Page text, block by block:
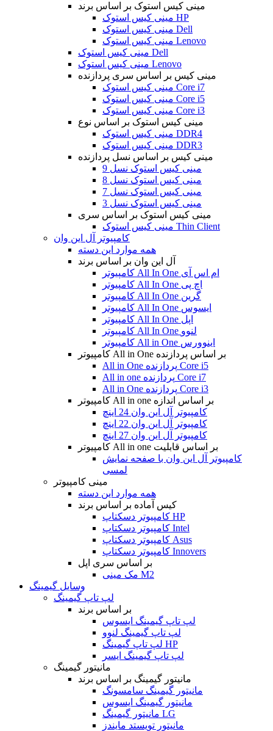
مینی کیس استوک بر اساس برند
مینی کیس استوک HP
مینی کیس استوک Dell
مینی کیس استوک Lenovo
مینی کیس استوک Dell
مینی کیس استوک Lenovo
مینی کیس بر اساس سری پردازنده
مینی کیس استوک Core i7
مینی کیس استوک Core i5
مینی کیس استوک Core i3
مینی کیس استوک بر اساس نوع
مینی کیس استوک DDR4
مینی کیس استوک DDR3
مینی کیس بر اساس نسل پردازنده
مینی کیس استوک نسل 9
مینی کیس استوک نسل 8
مینی کیس استوک نسل 7
مینی کیس استوک نسل 3
مینی کیس استوک بر اساس سری
مینی کیس استوک Thin Client
کامپیوتر آل این وان
همه موارد این دسته
آل این وان بر اساس برند
کامپیوتر All In One ام اس آی
کامپیوتر All In One اچ پی
کامپیوتر All In One گرین
کامپیوتر All In One ایسوس
کامپیوتر All In One اپل
کامپیوتر All In One لنوو
کامپیوتر All in One اینوورس
کامپیوتر All in One بر اساس پردازنده
All in One پردازنده Core i5
All in one پردازنده Core i7
All in One پردازنده Core i3
کامپیوتر All in one بر اساس اندازه
کامپیوتر آل این وان 24 اینچ
کامپیوتر آل این وان 22 اینچ
کامپیوتر آل این وان 27 اینچ
کامپیوتر All in one بر اساس قابلیت
کامپیوتر آل این وان با صفحه نمایش
لمسی
مینی کامپیوتر
همه موارد این دسته
کیس آماده بر اساس برند
کامپیوتر دسکتاپ HP
کامپیوتر دسکتاپ Intel
کامپیوتر دسکتاپ Asus
کامپیوتر دسکتاپ Innovers
بر اساس سری اپل
مک مینی M2
وسایل گیمینگ
لپ تاپ گیمینگ
بر اساس برند
لپ تاپ گیمینگ ایسوس
لپ تاپ گیمینگ لنوو
لپ تاپ گیمینگ HP
لپ تاپ گیمینگ ایسر
مانیتور گیمینگ
مانیتور گیمینگ بر اساس برند
مانیتور گیمینگ سامسونگ
مانیتور گیمینگ ایسوس
مانیتور گیمینگ LG
مانیتور تویستد مایندز